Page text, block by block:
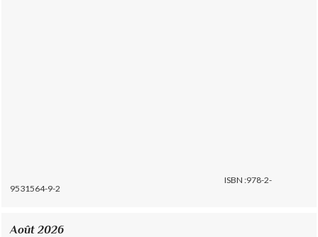
ISBN :978-2-
9531564-9-2
Août 2026